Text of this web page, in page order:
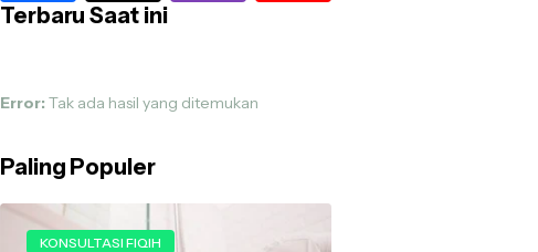
Terbaru Saat ini
Error: Tak ada hasil yang ditemukan
Paling Populer
KONSULTASI FIQIH